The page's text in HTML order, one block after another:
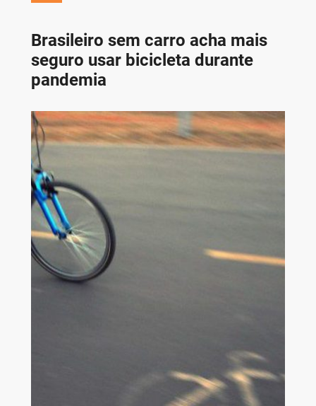
Brasileiro sem carro acha mais
seguro usar bicicleta durante
pandemia